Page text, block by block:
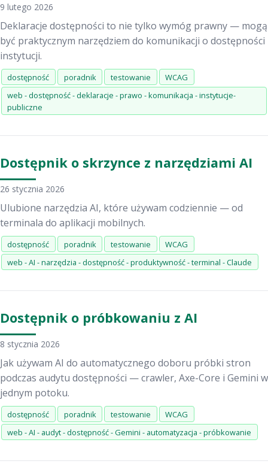
9 lutego 2026
Deklaracje dostępności to nie tylko wymóg prawny — mogą
być praktycznym narzędziem do komunikacji o dostępności
instytucji.
dostępność poradnik testowanie
WCAG
web - dostępność - deklaracje - prawo - komunikacja - instytucje-
publiczne
Dostępnik o skrzynce z narzędziami AI
26 stycznia 2026
Ulubione narzędzia AI, które używam codziennie — od
terminala do aplikacji mobilnych.
dostępność poradnik testowanie
WCAG
web - AI - narzędzia - dostępność - produktywność - terminal - Claude
Dostępnik o próbkowaniu z AI
8 stycznia 2026
Jak używam AI do automatycznego doboru próbki stron
podczas audytu dostępności — crawler, Axe-Core i Gemini w
jednym potoku.
dostępność poradnik testowanie
WCAG
web - AI - audyt - dostępność - Gemini - automatyzacja - próbkowanie